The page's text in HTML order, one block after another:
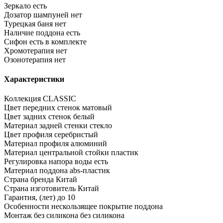
Зеркало есть
Дозатор шампуней нет
Турецкая баня нет
Наличие поддона есть
Сифон есть в комплекте
Хромотерапия нет
Озонотерапия нет
Характеристики
Коллекция CLASSIC
Цвет передних стенок матовый
Цвет задних стенок белый
Материал задней стенки стекло
Цвет профиля серебристый
Материал профиля алюминий
Материал центральной стойки пластик
Регулировка напора воды есть
Материал поддона abs-пластик
Страна бренда Китай
Страна изготовитель Китай
Гарантия, (лет) до 10
Особенности нескользящее покрытие поддона
Монтаж без силикона без силикона